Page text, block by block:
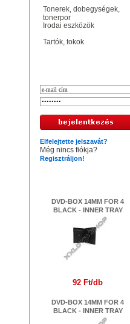
Tonerek, dobegységek,
tonerpor
Irodai eszközök
Tartók, tokok
Elfelejtette jelszavát?
Még nincs fiókja?
Regisztráljon!
DVD-BOX 14MM FOR 4
BLACK - INNER TRAY
92 Ft/db
DVD-BOX 14MM FOR 4
BLACK - INNER TRAY